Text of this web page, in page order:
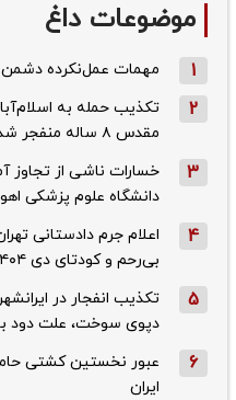
موضوعات داغ
1 مهمات عمل‌نکرده
2
تکذیب حمله به
مقدس ۸ ساله منفجر شد
3
خسارات ناشی از تجاوز
دانشگاه علوم پزشکی
4
اعلام جرم دادستانی
بی‌رحم و کودتای دی‌ ۱۴۰۴ و جنگ رمضان
5
تکذیب ‌انفجار در
دپوی سوخت، علت دود
6
عبور نخستین کشتی
ایران